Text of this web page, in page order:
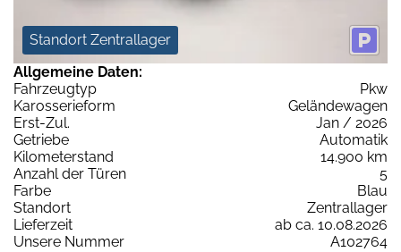
Standort Zentrallager
Allgemeine Daten:
Fahrzeugtyp
Pkw
Karosserieform
Geländewagen
Erst-Zul.
Jan / 2026
Getriebe
Automatik
Kilometerstand
14.900 km
Anzahl der Türen
5
Farbe
Blau
Standort
Zentrallager
Lieferzeit
ab ca. 10.08.2026
Unsere Nummer
A102764